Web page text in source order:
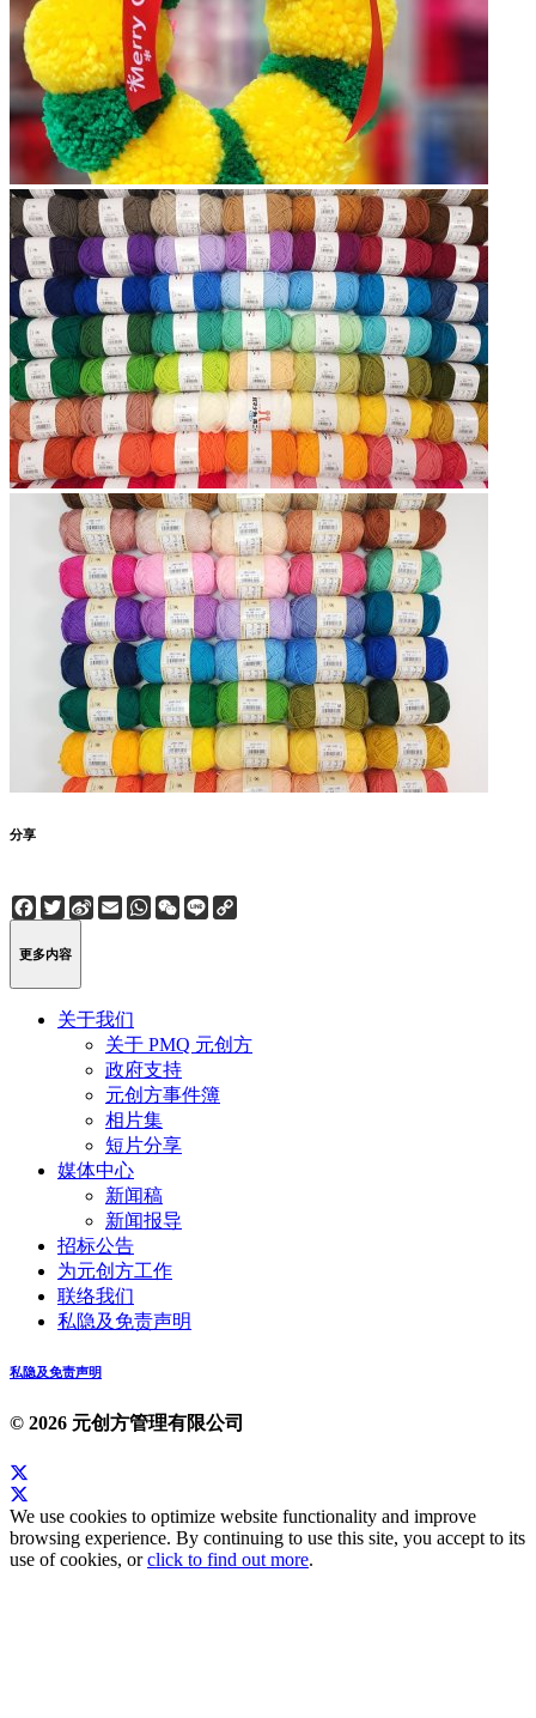
分享
Facebook
Twitter
Sina
Weibo
EmailWhatsApp
WeChat
Line
更多内容
关于我们
关于 PMQ 元创方
政府支持
元创方事件簿
相片集
短片分享
媒体中心
新闻稿
新闻报导
招标公告
为元创方工作
联络我们
私隐及免责声明
私隐及免责声明
© 2026 元创方管理有限公司
We use cookies to optimize website functionality and improve
browsing experience. By continuing to use this site, you accept to its
use of cookies, orclick to find out more.